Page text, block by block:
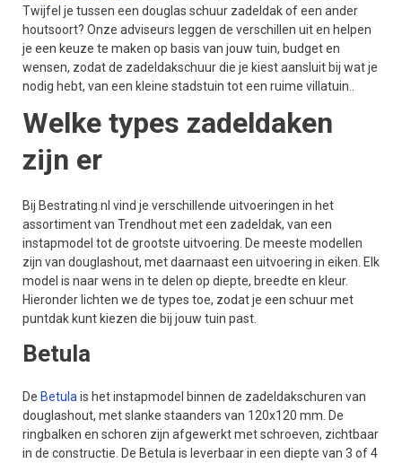
Twijfel je tussen een douglas schuur zadeldak of een ander
houtsoort? Onze adviseurs leggen de verschillen uit en helpen
je een keuze te maken op basis van jouw tuin, budget en
wensen, zodat de zadeldakschuur die je kiest aansluit bij wat je
nodig hebt, van een kleine stadstuin tot een ruime villatuin..
Welke types zadeldaken
zijn er
Bij Bestrating.nl vind je verschillende uitvoeringen in het
assortiment van Trendhout met een zadeldak, van een
instapmodel tot de grootste uitvoering. De meeste modellen
zijn van douglashout, met daarnaast een uitvoering in eiken. Elk
model is naar wens in te delen op diepte, breedte en kleur.
Hieronder lichten we de types toe, zodat je een schuur met
puntdak kunt kiezen die bij jouw tuin past.
Betula
De Betula is het instapmodel binnen de zadeldakschuren van
douglashout, met slanke staanders van 120x120 mm. De
ringbalken en schoren zijn afgewerkt met schroeven, zichtbaar
in de constructie. De Betula is leverbaar in een diepte van 3 of 4